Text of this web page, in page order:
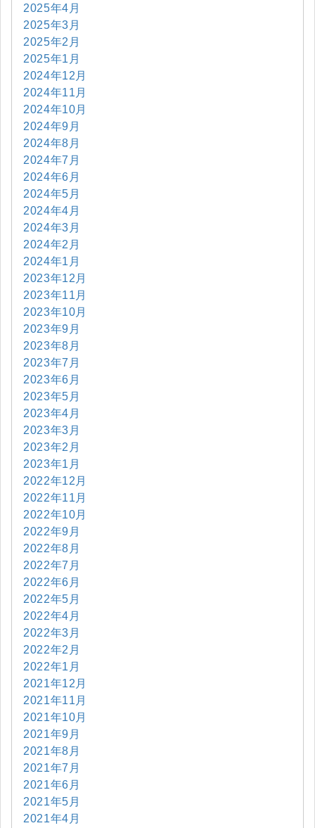
2025年4月
2025年3月
2025年2月
2025年1月
2024年12月
2024年11月
2024年10月
2024年9月
2024年8月
2024年7月
2024年6月
2024年5月
2024年4月
2024年3月
2024年2月
2024年1月
2023年12月
2023年11月
2023年10月
2023年9月
2023年8月
2023年7月
2023年6月
2023年5月
2023年4月
2023年3月
2023年2月
2023年1月
2022年12月
2022年11月
2022年10月
2022年9月
2022年8月
2022年7月
2022年6月
2022年5月
2022年4月
2022年3月
2022年2月
2022年1月
2021年12月
2021年11月
2021年10月
2021年9月
2021年8月
2021年7月
2021年6月
2021年5月
2021年4月